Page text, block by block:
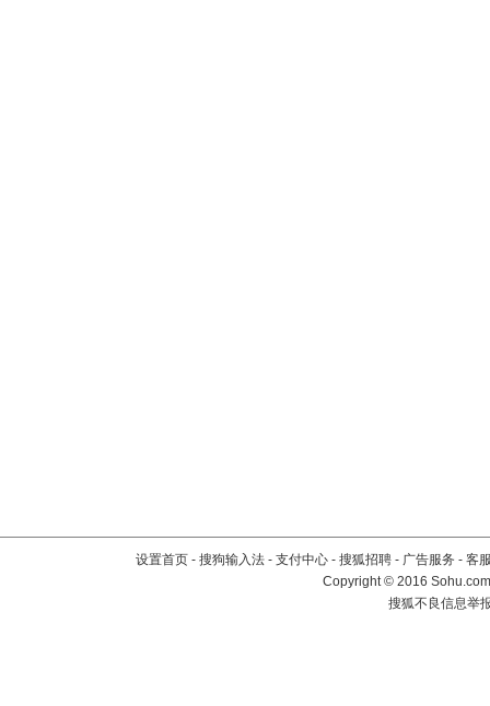
设置首页 - 搜狗输入法 - 支付中心 - 搜狐招聘 - 广告服务 - 客
Copyright©2016
搜狐不良信息举